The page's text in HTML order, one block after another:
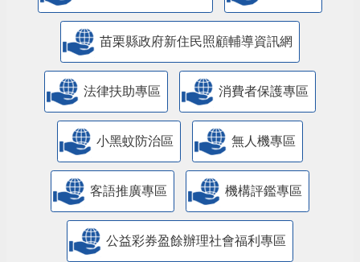
苗栗縣政府新住民照顧輔導資訊網
法律扶助專區 消費者保護專區
小黑蚊防治區 無人機專區
客語推廣專區 機構評鑑專區
公益彩券盈餘辦理社會福利專區